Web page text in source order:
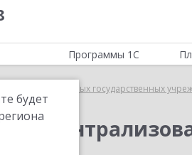
будет
Программы 1С
централизованных государственных